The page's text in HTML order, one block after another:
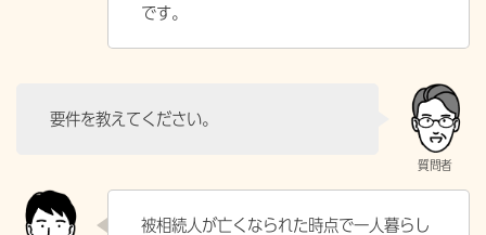
です。
要件を教えてください。
被相続人が亡くなられた時点で一人暮らし